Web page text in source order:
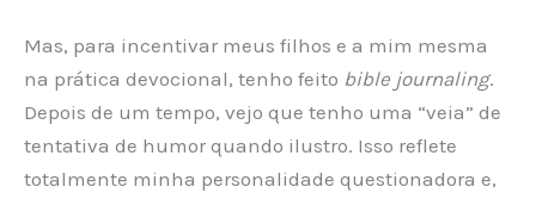
Mas, para incentivar meus filhos e a mim mesma
na prática devocional, tenho feito bible journaling.
Depois de um tempo, vejo que tenho uma “veia” de
tentativa de humor quando ilustro. Isso reflete
totalmente minha personalidade questionadora e,